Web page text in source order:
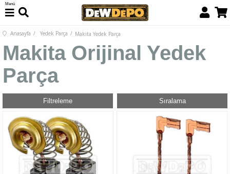
Menü
Anasayfa Yedek Parça Makita Yedek Parça
Makita Orijinal Yedek
Parça
Filtreleme Sıralama